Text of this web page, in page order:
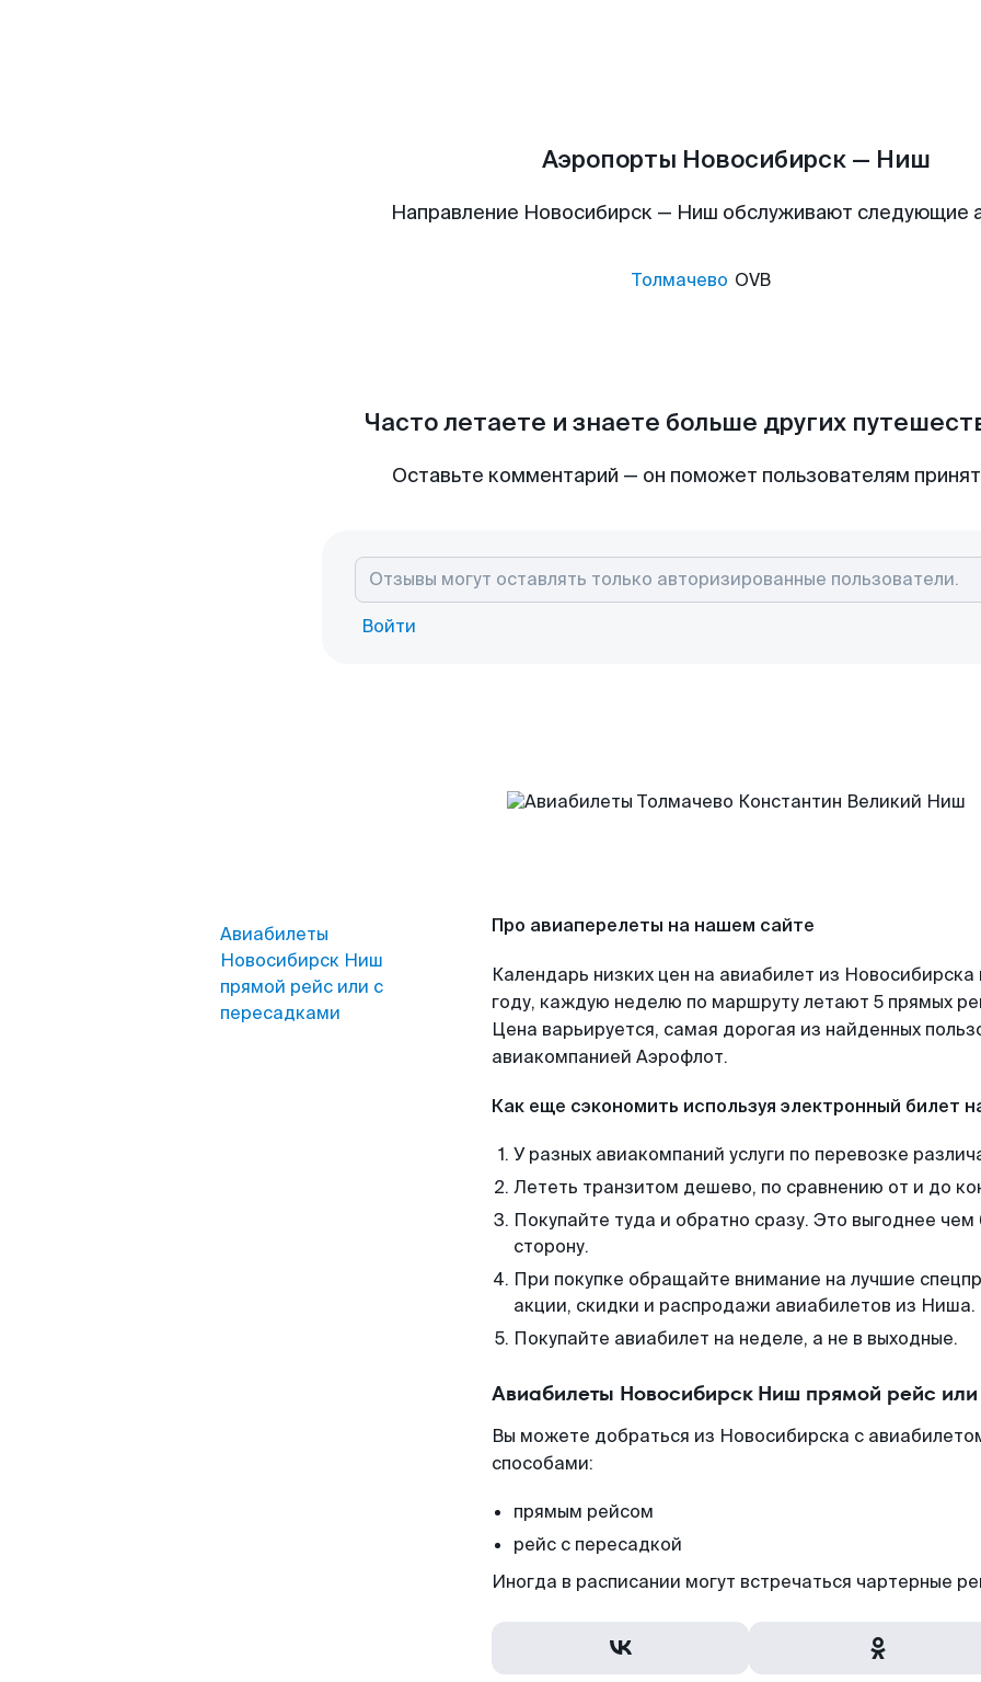
Аэропорты Новосибирск — Ниш
Направление Новосибирск — Ниш обслуживают следующие
Толмачево OVB
Часто летаете и знаете больше других
Оставьте комментарий — он поможет пользователям
Войти
Авиабилеты
Новосибирск Ниш
прямой рейс или с
пересадками
Про авиаперелеты на нашем сайте
Календарь низких цен на авиабилет из
году, каждую неделю по маршруту летают 5 прямых
Цена варьируется, самая дорогая из найденных
авиакомпанией Аэрофлот.
Как еще сэкономить используя электронный билет
У разных авиакомпаний услуги по перевозке
Лететь транзитом дешево, по сравнению от и до
Покупайте туда и обратно сразу. Это выгоднее
сторону.
При покупке обращайте внимание на лучшие
акции, скидки и распродажи авиабилетов из Ниша.
Покупайте авиабилет на неделе, а не в выходные.
Авиабилеты Новосибирск Ниш прямой рейс
Вы можете добраться из Новосибирска с
способами:
прямым рейсом
рейс с пересадкой
Иногда в расписании могут встречаться чартерные